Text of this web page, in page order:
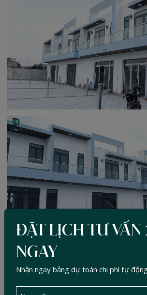
ĐẶT LỊCH TƯ VẤN
NGAY
Nhận ngay bảng dự toán chi phí tự